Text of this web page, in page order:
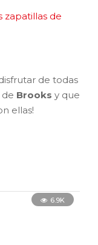
zapatillas de
de todas
de Brooks y que
ellas!
6.9K